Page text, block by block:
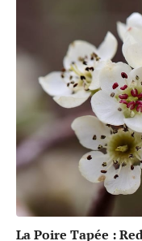
La Poire Tapée :